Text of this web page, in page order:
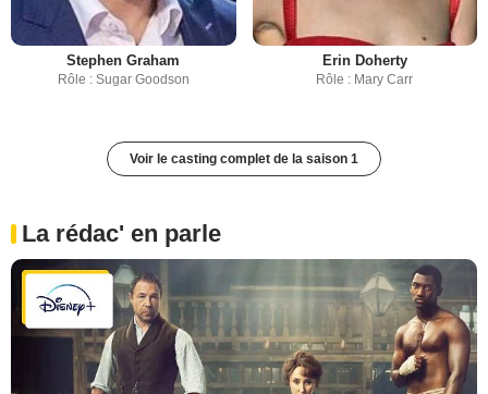
Stephen Graham
Rôle : Sugar Goodson
Erin Doherty
Rôle : Mary Carr
Voir le casting complet de la saison 1
La rédac' en parle